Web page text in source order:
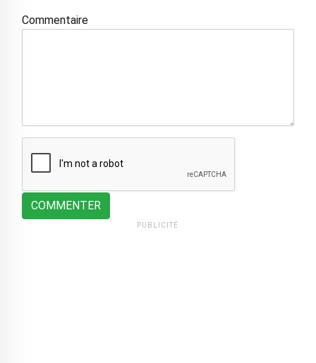
Commentaire
COMMENTER
PUBLICITÉ